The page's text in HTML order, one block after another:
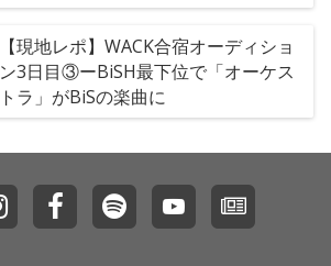
【現地レポ】WACK合宿オーディショ
ン3日目③ーBiSH最下位で「オーケス
トラ」がBiSの楽曲に